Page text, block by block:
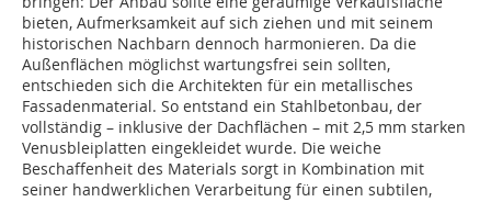
bieten, Aufmerksamkeit auf sich ziehen und mit seinem
historischen Nachbarn dennoch harmonieren. Da die
Außenflächen möglichst wartungsfrei sein sollten,
entschieden sich die Architekten für ein metallisches
Fassadenmaterial. So entstand ein Stahlbetonbau, der
vollständig – inklusive der Dachflächen – mit 2,5 mm starken
Venusbleiplatten eingekleidet wurde. Die weiche
Beschaffenheit des Materials sorgt in Kombination mit
seiner handwerklichen Verarbeitung für einen subtilen,